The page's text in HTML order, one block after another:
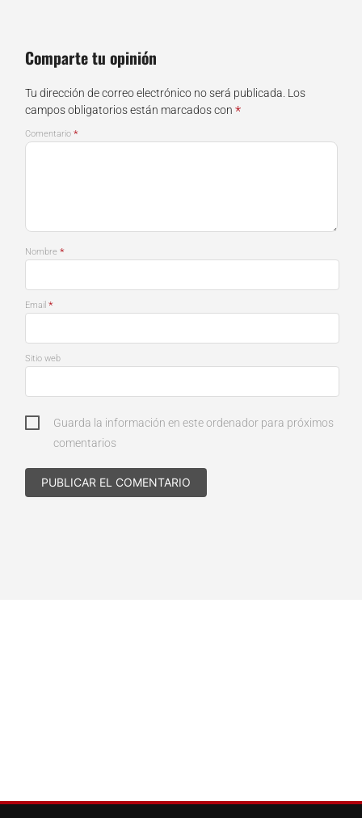
Comparte tu opinión
Tu dirección de correo electrónico no será publicada. Los
campos obligatorios están marcados con *
Comentario *
Nombre *
Email *
Sitio web
Guarda la información en este ordenador para próximos
comentarios